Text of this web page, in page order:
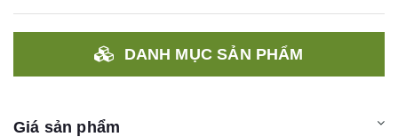
DANH MỤC SẢN PHẨM
Giá sản phẩm